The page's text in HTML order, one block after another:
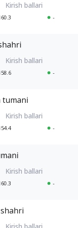
-
-
tumani
-
-